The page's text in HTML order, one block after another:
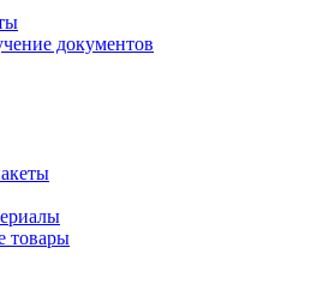
документов
товары